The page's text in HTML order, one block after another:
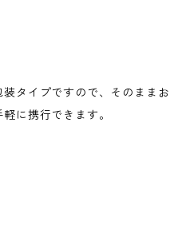
タイプですので、そのままお
に携行できます。